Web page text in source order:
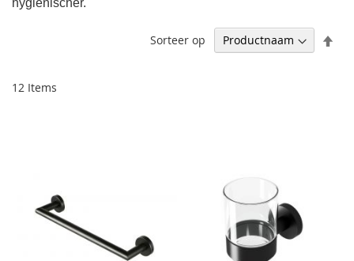
hygiënischer.
12 Items
Sorteer op